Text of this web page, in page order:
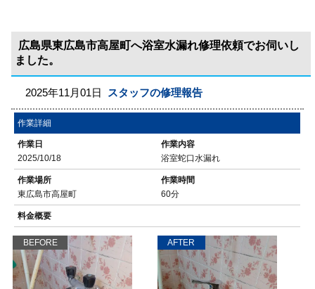
広島県東広島市高屋町へ浴室水漏れ修理依頼でお伺いし
ました。
2025年11月01日 スタッフの修理報告
作業詳細
作業日
2025/10/18
作業内容
浴室蛇口水漏れ
作業場所
東広島市高屋町
作業時間
60分
料金概要
BEFORE AFTER